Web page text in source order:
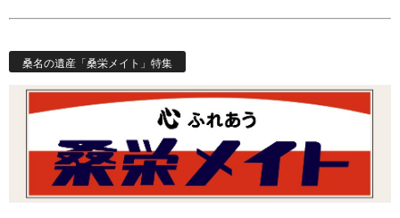
桑名の遺産「桑栄メイト」特集